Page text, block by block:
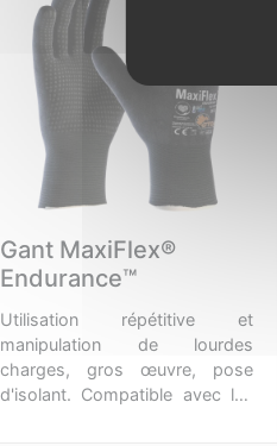
Gant MaxiFlex®
Endurance™
Utilisation répétitive et
manipulation de lourdes
charges, gros œuvre, pose
d'isolant. Compatible avec les